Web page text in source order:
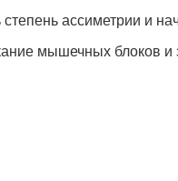
ассиметрии и
мышечных блоков